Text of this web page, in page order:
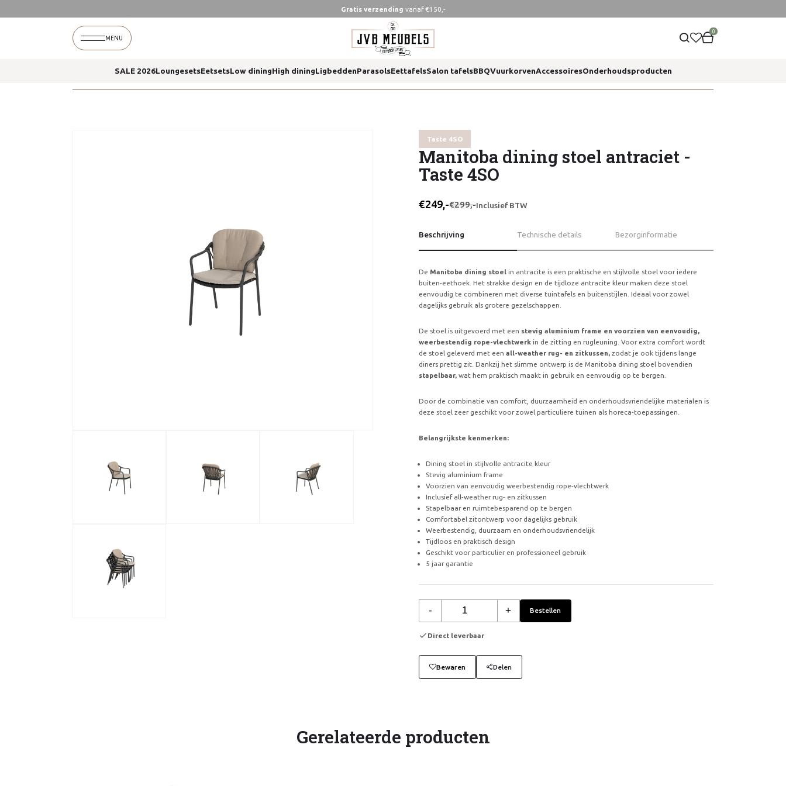
Gratis verzending vanaf €150,-
MENU
0
SALE 2026LoungesetsEetsetsLow diningHigh diningLigbeddenParasolsEettafelsSalon tafelsBBQVuurkorvenAccessoiresOnderhoudsproducten
Manitoba dining stoel antraciet taste 4so
Taste 4SO
Manitoba dining stoel antraciet -
Taste 4SO
€249,-€299,-Inclusief BTW
Beschrijving Technische details Bezorginformatie
De Manitoba dining stoel in antracite is een praktische en stijlvolle stoel voor iedere
buiten-eethoek. Het strakke design en de tijdloze antracite kleur maken deze stoel
eenvoudig te combineren met diverse tuintafels en buitenstijlen. Ideaal voor zowel
dagelijks gebruik als grotere gezelschappen.
De stoel is uitgevoerd met een stevig aluminium frame en voorzien van eenvoudig,
weerbestendig rope-vlechtwerk in de zitting en rugleuning. Voor extra comfort wordt
de stoel geleverd met eenall-weather rug- en zitkussen, zodat je ook tijdens lange
diners prettig zit. Dankzij het slimme ontwerp is de Manitoba dining stoel bovendien
stapelbaar, wat hem praktisch maakt in gebruik en eenvoudig op te bergen.
Door de combinatie van comfort, duurzaamheid en onderhoudsvriendelijke materialen is
deze stoel zeer geschikt voor zowel particuliere tuinen als horeca-toepassingen.
Belangrijkste kenmerken:
Dining stoel in stijlvolle antracite kleur
Stevig aluminium frame
Voorzien van eenvoudig weerbestendig rope-vlechtwerk
Inclusief all-weather rug- en zitkussen
Stapelbaar en ruimtebesparend op te bergen
Comfortabel zitontwerp voor dagelijks gebruik
Weerbestendig, duurzaam en onderhoudsvriendelijk
Tijdloos en praktisch design
Geschikt voor particulier en professioneel gebruik
5 jaar garantie
- + Bestellen
Direct leverbaar
Bewaren Delen
Gerelateerde producten